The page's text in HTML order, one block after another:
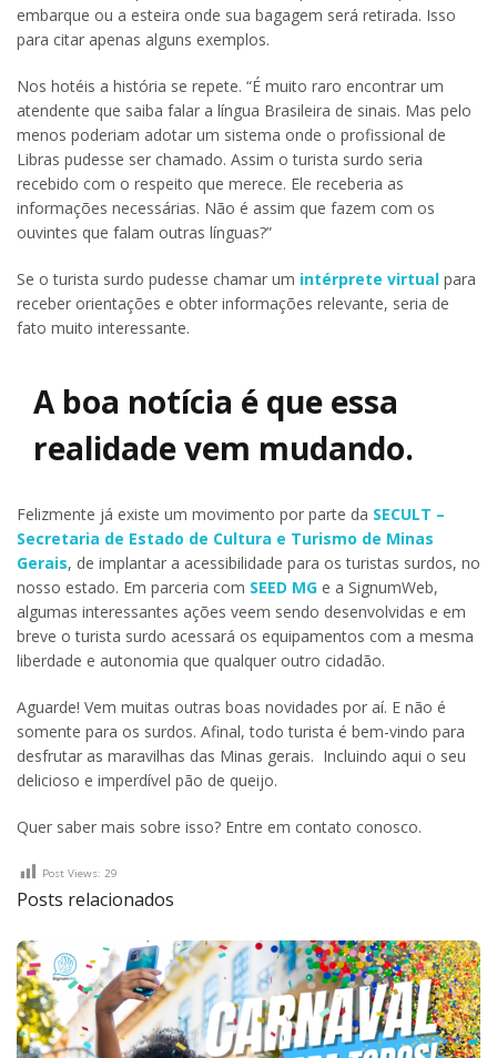
embarque ou a esteira onde sua bagagem será retirada. Isso
para citar apenas alguns exemplos.
Nos hotéis a história se repete. “É muito raro encontrar um
atendente que saiba falar a língua Brasileira de sinais. Mas pelo
menos poderiam adotar um sistema onde o profissional de
Libras pudesse ser chamado. Assim o turista surdo seria
recebido com o respeito que merece. Ele receberia as
informações necessárias. Não é assim que fazem com os
ouvintes que falam outras línguas?”
Se o turista surdo pudesse chamar um intérprete virtual para
receber orientações e obter informações relevante, seria de
fato muito interessante.
A boa notícia é que essa
realidade vem mudando.
Felizmente já existe um movimento por parte da SECULT –
Secretaria de Estado de Cultura e Turismo de Minas
Gerais, de implantar a acessibilidade para os turistas surdos, no
nosso estado. Em parceria com SEED MG e a SignumWeb,
algumas interessantes ações veem sendo desenvolvidas e em
breve o turista surdo acessará os equipamentos com a mesma
liberdade e autonomia que qualquer outro cidadão.
Aguarde! Vem muitas outras boas novidades por aí. E não é
somente para os surdos. Afinal, todo turista é bem-vindo para
desfrutar as maravilhas das Minas gerais. Incluindo aqui o seu
delicioso e imperdível pão de queijo.
Quer saber mais sobre isso? Entre em contato conosco.
Post Views: 29
Posts relacionados